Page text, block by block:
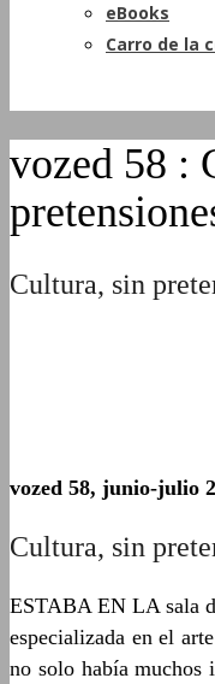
eBooks
Carro de la
vozed 58 :
Cultura, sin
vozed 58, junio-julio
Cultura, sin
ESTABA EN LA sala
especializada en el
no solo había muchos